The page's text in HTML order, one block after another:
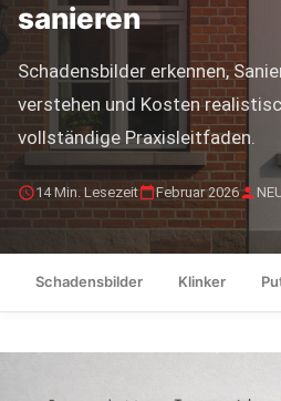
sanieren
Schadensbilder erkennen,
verstehen und Kosten
vollständige Praxisleitfaden.
14 Min. Lesezeit Februar 2026
Schadensbilder Klinker